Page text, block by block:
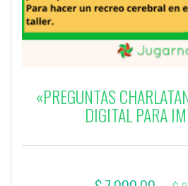
«PREGUNTAS
DIGITAL PARA